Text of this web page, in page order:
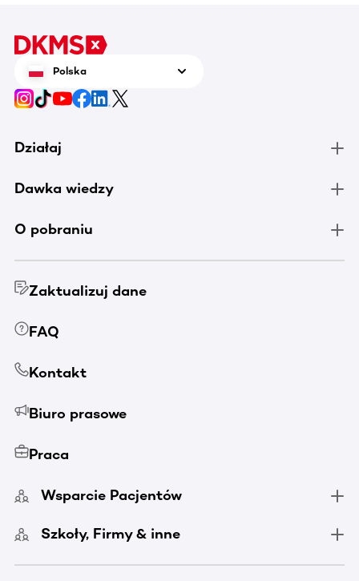
Polska
Działaj
Dawka wiedzy
O pobraniu
Zaktualizuj dane
FAQ
Kontakt
Biuro prasowe
Praca
Wsparcie Pacjentów
Szkoły, Firmy & inne